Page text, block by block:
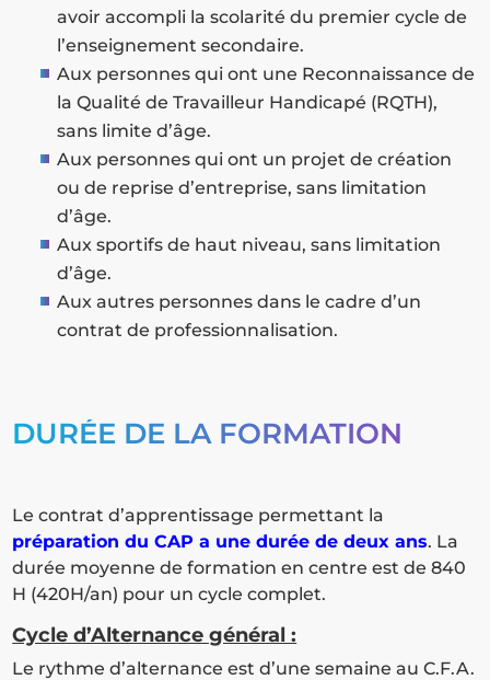
avoir accompli la scolarité du premier cycle de
l’enseignement secondaire.
Aux personnes qui ont une Reconnaissance de
la Qualité de Travailleur Handicapé (RQTH),
sans limite d’âge.
Aux personnes qui ont un projet de création
ou de reprise d’entreprise, sans limitation
d’âge.
Aux sportifs de haut niveau, sans limitation
d’âge.
Aux autres personnes dans le cadre d’un
contrat de professionnalisation.
DURÉE DE LA FORMATION
Le contrat d’apprentissage permettant la
préparation du CAP a une durée de deux ans. La
durée moyenne de formation en centre est de 840
H (420H/an) pour un cycle complet.
Cycle d’Alternance général :
Le rythme d’alternance est d’une semaine au C.F.A.